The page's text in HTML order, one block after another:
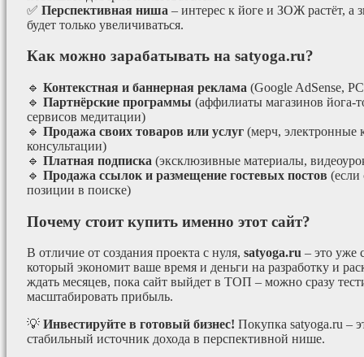
✅ Перспективная ниша – интерес к йоге и ЗОЖ растёт, а
будет только увеличиваться.
Как можно зарабатывать на satyoga.ru?
🔹 Контекстная и баннерная реклама (Google AdSense,
🔹 Партнёрские программы (аффилиаты магазинов йога-
сервисов медитации)
🔹 Продажа своих товаров или услуг (мерч, электронные
консультации)
🔹 Платная подписка (эксклюзивные материалы,
🔹 Продажа ссылок и размещение гостевых постов (если
позиции в поиске)
Почему стоит купить именно этот сайт?
В отличие от создания проекта с нуля, satyoga.ru – это уже
который экономит ваше время и деньги на разработку и
ждать месяцев, пока сайт выйдет в ТОП – можно сразу
масштабировать прибыль.
💡 Инвестируйте в готовый бизнес! Покупка satyoga.ru –
стабильный источник дохода в перспективной нише.